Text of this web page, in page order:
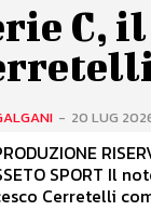
C,
- 20 LUG
SPORT Il
Cerretelli